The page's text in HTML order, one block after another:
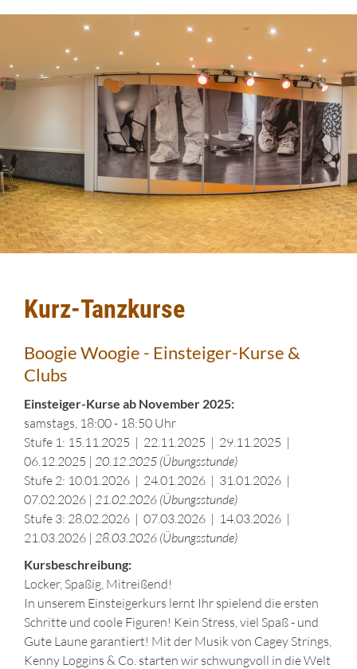
Kurz-Tanzkurse
Boogie Woogie - Einsteiger-Kurse &
Clubs
Einsteiger-Kurse ab November 2025:
samstags, 18:00 - 18:50 Uhr
Stufe 1: 15.11.2025 | 22.11.2025 | 29.11.2025 |
06.12.2025 | 20.12.2025 (Übungsstunde)
Stufe 2: 10.01.2026 | 24.01.2026 | 31.01.2026 |
07.02.2026 | 21.02.2026 (Übungsstunde)
Stufe 3: 28.02.2026 | 07.03.2026 | 14.03.2026 |
21.03.2026 | 28.03.2026 (Übungsstunde)
Kursbeschreibung:
Locker, Spaßig, Mitreißend!
In unserem Einsteigerkurs lernt Ihr spielend die ersten
Schritte und coole Figuren! Kein Stress, viel Spaß - und
Gute Laune garantiert! Mit der Musik von Cagey Strings,
Kenny Loggins & Co. starten wir schwungvoll in die Welt